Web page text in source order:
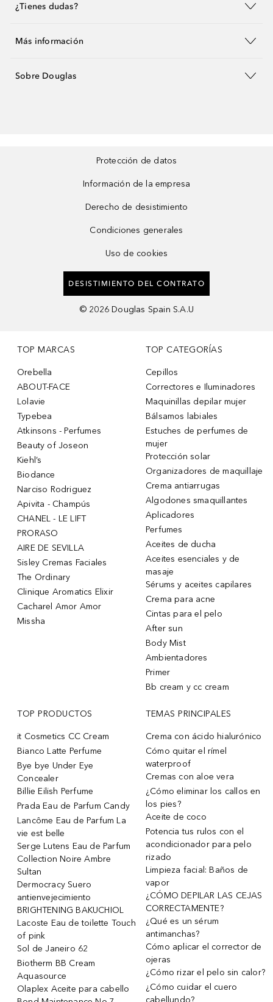
¿Tienes dudas?
Más información
Sobre Douglas
Protección de datos
Información de la empresa
Derecho de desistimiento
Condiciones generales
Uso de cookies
DESISTIMIENTO DEL CONTRATO
© 2026 Douglas Spain S.A.U
TOP MARCAS
Orebella
ABOUT-FACE
Lolavie
Typebea
Atkinsons - Perfumes
Beauty of Joseon
Kiehl’s
Biodance
Narciso Rodriguez
Apivita - Champús
CHANEL - LE LIFT
PRORASO
AIRE DE SEVILLA
Sisley Cremas Faciales
The Ordinary
Clinique Aromatics Elixir
Cacharel Amor Amor
Missha
TOP CATEGORÍAS
Cepillos
Correctores e Iluminadores
Maquinillas depilar mujer
Bálsamos labiales
Estuches de perfumes de
mujer
Protección solar
Organizadores de maquillaje
Crema antiarrugas
Algodones smaquillantes
Aplicadores
Perfumes
Aceites de ducha
Aceites esenciales y de
masaje
Sérums y aceites capilares
Crema para acne
Cintas para el pelo
After sun
Body Mist
Ambientadores
Primer
Bb cream y cc cream
TOP PRODUCTOS
it Cosmetics CC Cream
Bianco Latte Perfume
Bye bye Under Eye
Concealer
Billie Eilish Perfume
Prada Eau de Parfum Candy
Lancôme Eau de Parfum La
vie est belle
Serge Lutens Eau de Parfum
Collection Noire Ambre
Sultan
Dermocracy Suero
antienvejecimiento
BRIGHTENING BAKUCHIOL
Lacoste Eau de toilette Touch
of pink
Sol de Janeiro 62
Biotherm BB Cream
Aquasource
Olaplex Aceite para cabello
TEMAS PRINCIPALES
Crema con ácido hialurónico
Cómo quitar el rímel
waterproof
Cremas con aloe vera
¿Cómo eliminar los callos en
los pies?
Aceite de coco
Potencia tus rulos con el
acondicionador para pelo
rizado
Limpieza facial: Baños de
vapor
¿CÓMO DEPILAR LAS CEJAS
CORRECTAMENTE?
¿Qué es un sérum
antimanchas?
Cómo aplicar el corrector de
ojeras
¿Cómo rizar el pelo sin calor?
¿Cómo cuidar el cuero
cabellundo?